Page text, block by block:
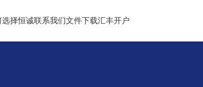
选择恒诚联系我们文件下载汇丰开户